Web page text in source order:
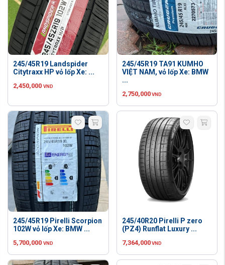
245/45R19 Landspider
Citytraxx HP vỏ lốp Xe: ...
2,450,000 VND
245/45R19 TA91 KUMHO
VIỆT NAM, vỏ lốp Xe: BMW
...
2,750,000 VND
245/45R19 Pirelli Scorpion
102W vỏ lốp Xe: BMW ...
5,700,000 VND
245/40R20 Pirelli P zero
(PZ4) Runflat Luxury ...
7,364,000 VND